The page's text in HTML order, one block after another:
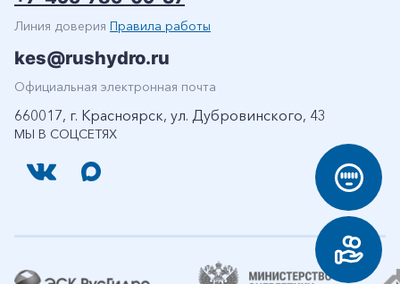
МЫ В СОЦСЕТЯХ
Линия доверия Правила работы
kes@rushydro.ru
Официальная электронная почта
660017, г. Красноярск, ул. Дубровинского, 43